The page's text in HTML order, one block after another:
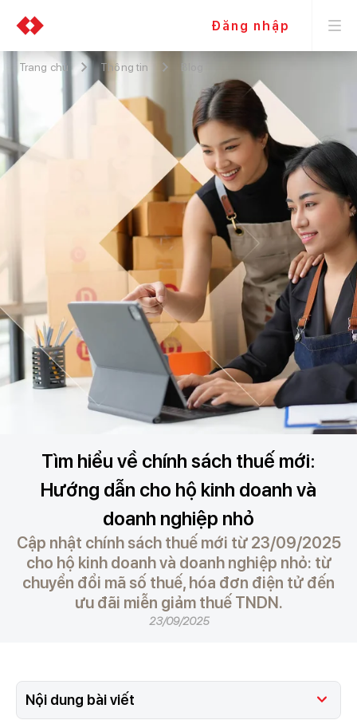
Đăng nhập
Trang chủ Thông tin Blog
Tìm hiểu về chính sách thuế mới:
Hướng dẫn cho hộ kinh doanh và
doanh nghiệp nhỏ
Cập nhật chính sách thuế mới từ 23/09/2025
cho hộ kinh doanh và doanh nghiệp nhỏ: từ
chuyển đổi mã số thuế, hóa đơn điện tử đến
ưu đãi miễn giảm thuế TNDN.
23/09/2025
Nội dung bài viết